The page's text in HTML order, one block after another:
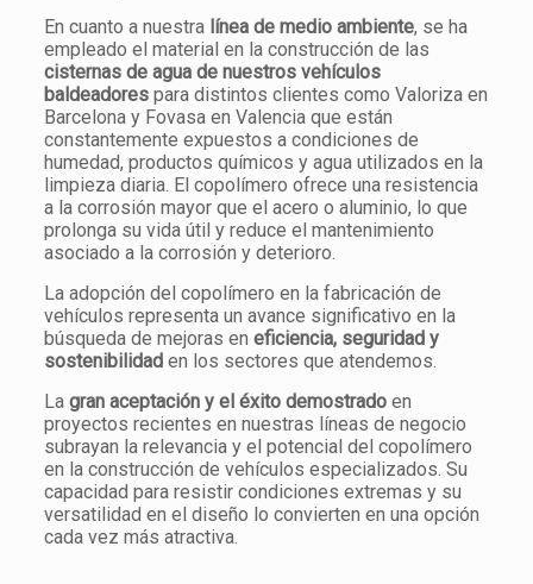
En cuanto a nuestra línea de medio ambiente, se ha
empleado el material en la construcción de las
cisternas de agua de nuestros vehículos
baldeadorespara distintos clientes como Valoriza en
Barcelona y Fovasa en Valencia que están
constantemente expuestos a condiciones de
humedad, productos químicos y agua utilizados en la
limpieza diaria. El copolímero ofrece una resistencia
a la corrosión mayor que el acero o aluminio, lo que
prolonga su vida útil y reduce el mantenimiento
asociado a la corrosión y deterioro.
La adopción del copolímero en la fabricación de
vehículos representa un avance significativo en la
búsqueda de mejoras en eficiencia, seguridad y
sostenibilidaden los sectores que atendemos.
La gran aceptación y el éxito demostradoen
proyectos recientes en nuestras líneas de negocio
subrayan la relevancia y el potencial del copolímero
en la construcción de vehículos especializados. Su
capacidad para resistir condiciones extremas y su
versatilidad en el diseño lo convierten en una opción
cada vez más atractiva.